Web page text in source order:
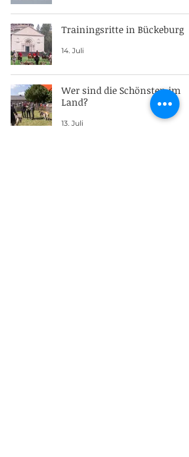
Trainingsritte in Bückeburg
14. Juli
Wer sind die Schönsten im
Land?
13. Juli